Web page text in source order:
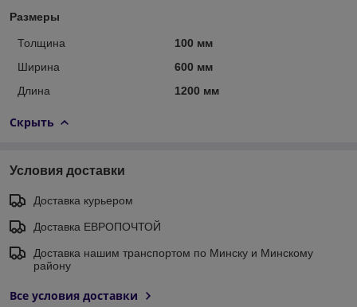
Размеры
Толщина
100 мм
Ширина
600 мм
Длина
1200 мм
Скрыть
Условия доставки
Доставка курьером
Доставка ЕВРОПОЧТОЙ
Доставка нашим транспортом по Минску и Минскому
району
Все условия доставки